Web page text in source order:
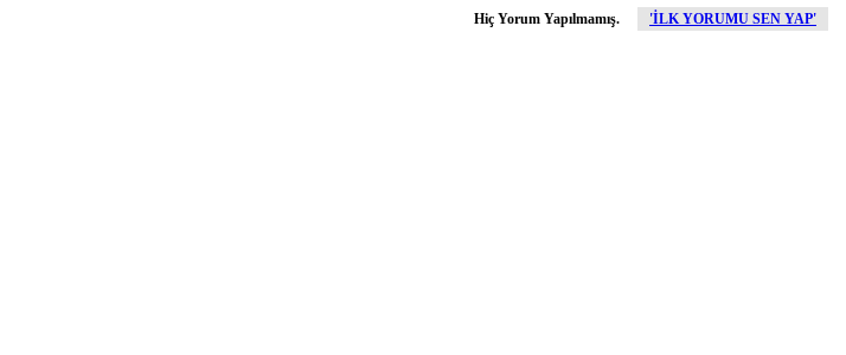
Hiç Yorum Yapılmamış. 'İLK YORUMU SEN YAP'